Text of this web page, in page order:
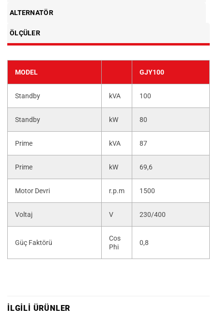
ALTERNATÖR
ÖLÇÜLER
MODEL GJY100
Standby kVA 100
Standby kW 80
Prime kVA 87
Prime kW 69,6
Motor Devri r.p.m 1500
Voltaj V 230/400
Güç Faktörü
Cos
Phi
0,8
İLGILI ÜRÜNLER